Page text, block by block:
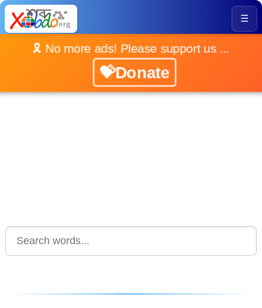
☰
🎗️ No more ads! Please support us ...
💝Donate